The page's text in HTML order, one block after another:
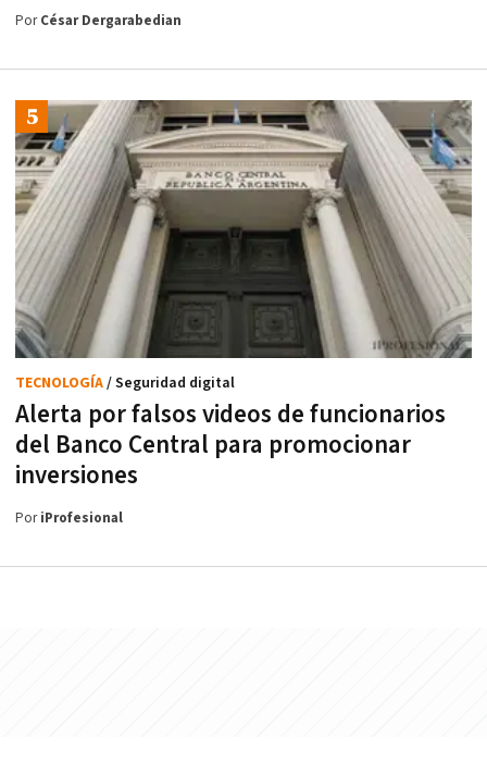
PorCésar Dergarabedian
Alerta por falsos videos de funcionarios
del Banco Central para promocionar
inversiones
TECNOLOGÍA/ Seguridad digital
PoriProfesional